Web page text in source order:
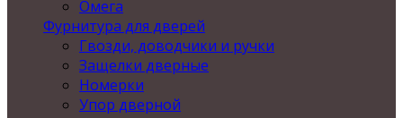
Омега
Фурнитура для дверей
Гвозди, доводчики и ручки
Защелки дверные
Номерки
Упор дверной